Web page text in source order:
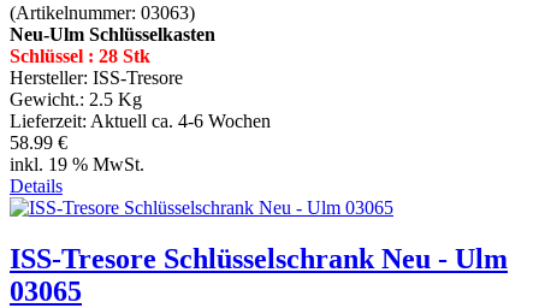
(Artikelnummer: 03063)
Neu-Ulm Schlüsselkasten
Schlüssel : 28 Stk
Hersteller: ISS-Tresore
Gewicht.: 2.5 Kg
Lieferzeit: Aktuell ca. 4-6 Wochen
58.99 €
inkl. 19 % MwSt.
Details
ISS-Tresore Schlüsselschrank Neu - Ulm
03065